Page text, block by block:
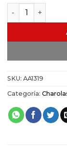
Charola
SKU: AA1319
Categoría: